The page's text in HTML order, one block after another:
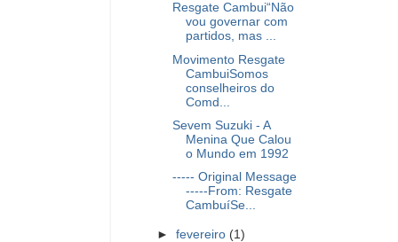
Resgate Cambui“Não
vou governar com
partidos, mas ...
Movimento Resgate
CambuiSomos
conselheiros do
Comd...
Sevem Suzuki - A
Menina Que Calou
o Mundo em 1992
----- Original Message
-----From: Resgate
CambuíSe...
►fevereiro (1)